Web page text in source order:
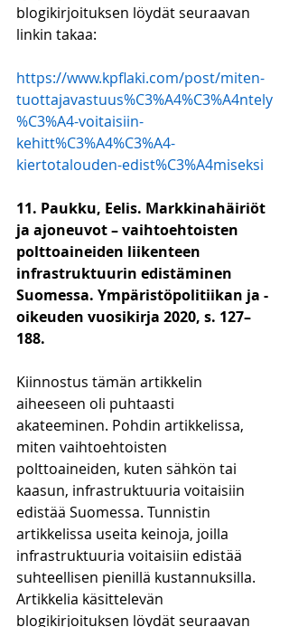
blogikirjoituksen löydät seuraavan
linkin takaa:
https://www.kpflaki.com/post/miten-
tuottajavastuus%C3%A4%C3%A4ntely
%C3%A4-voitaisiin-
kehitt%C3%A4%C3%A4-
kiertotalouden-edist%C3%A4miseksi
11. Paukku, Eelis. Markkinahäiriöt
ja ajoneuvot – vaihtoehtoisten
polttoaineiden liikenteen
infrastruktuurin edistäminen
Suomessa. Ympäristöpolitiikan ja -
oikeuden vuosikirja 2020, s. 127–
188.
Kiinnostus tämän artikkelin
aiheeseen oli puhtaasti
akateeminen. Pohdin artikkelissa,
miten vaihtoehtoisten
polttoaineiden, kuten sähkön tai
kaasun, infrastruktuuria voitaisiin
edistää Suomessa. Tunnistin
artikkelissa useita keinoja, joilla
infrastruktuuria voitaisiin edistää
suhteellisen pienillä kustannuksilla.
Artikkelia käsittelevän
blogikirjoituksen löydät seuraavan